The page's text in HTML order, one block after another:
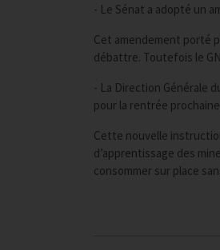
- Le Sénat a adopté un
Cet amendement porté
débattre. Toutefois le
- La Direction Générale
pour la rentrée
Cette nouvelle
d’apprentissage des
consommer sur place